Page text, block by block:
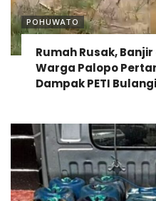
POHUWATO
Rumah Rusak,
Warga Palopo
Dampak PETI